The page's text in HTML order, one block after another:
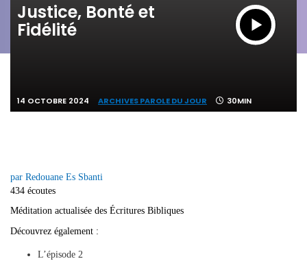
Justice, Bonté et
Fidélité
14 OCTOBRE 2024 ARCHIVES PAROLE DU JOUR 30MIN
par Redouane Es Sbanti
434 écoutes
Méditation actualisée des Écritures Bibliques
Découvrez également :
L’épisode 2